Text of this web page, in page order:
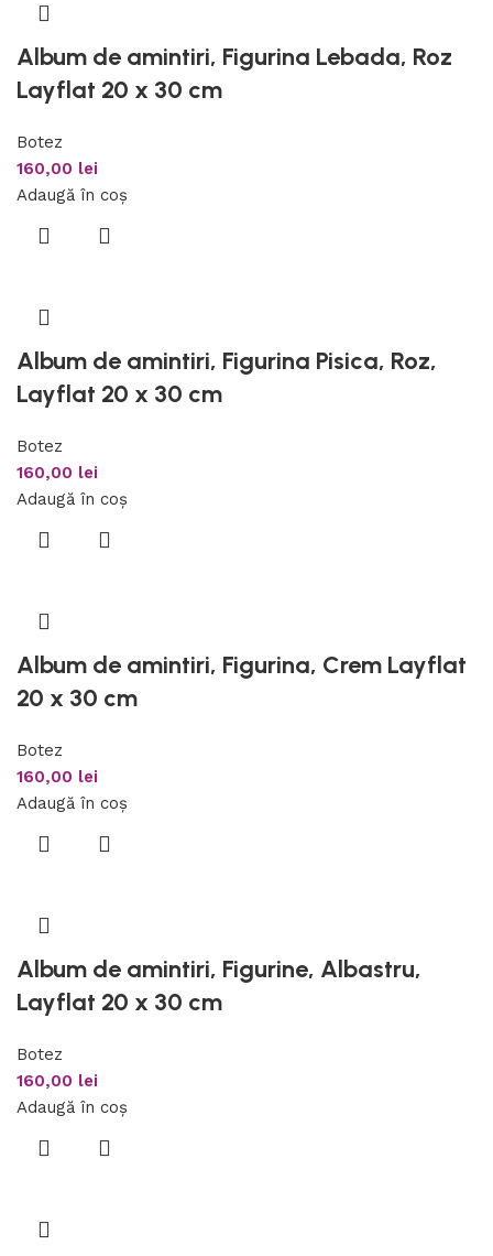
Album de amintiri, Figurina Lebada, Roz
Layflat 20 x 30 cm
Botez
160,00 lei
Adaugă în coș
Album de amintiri, Figurina Pisica, Roz,
Layflat 20 x 30 cm
Botez
160,00 lei
Adaugă în coș
Album de amintiri, Figurina, Crem Layflat
20 x 30 cm
Botez
160,00 lei
Adaugă în coș
Album de amintiri, Figurine, Albastru,
Layflat 20 x 30 cm
Botez
160,00 lei
Adaugă în coș